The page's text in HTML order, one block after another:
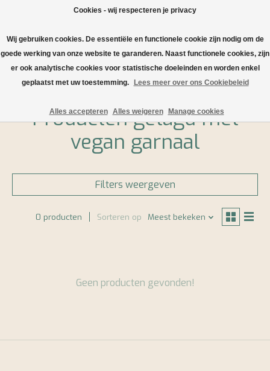
Verlanglijst
Home / Tags / vegan garnaal
Producten getagd met
vegan garnaal
Filters weergeven
0 producten Sorteren op Meest bekeken
Geen producten gevonden!
Cookies - wij respecteren je privacy
Wij gebruiken cookies. De essentiële en functionele cookie zijn nodig om de
goede werking van onze website te garanderen. Naast functionele cookies, zijn
er ook analytische cookies voor statistische doeleinden en worden enkel
geplaatst met uw toestemming.
Lees meer over ons Cookiebeleid
Alles accepteren Alles weigeren Manage cookies